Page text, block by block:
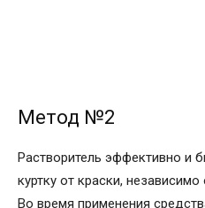
Метод №2
Растворитель эффективно и
куртку от краски,
Во время применения